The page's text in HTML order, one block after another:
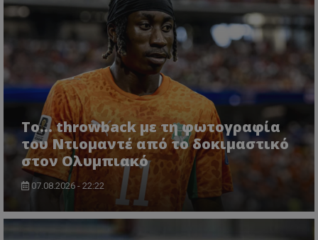
Το... throwback με τη φωτογραφία
του Ντιομαντέ από το δοκιμαστικό
στον Ολυμπιακό
07.08.2026 - 22:22